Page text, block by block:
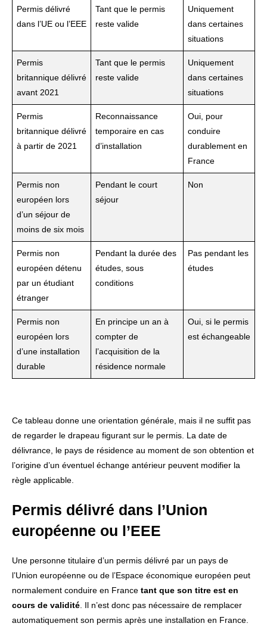
Permis délivré
dans l’UE ou l’EEE
Tant que le permis
reste valide
Uniquement
dans certaines
situations
Permis
britannique délivré
avant 2021
Tant que le permis
reste valide
Uniquement
dans certaines
situations
Permis
britannique délivré
à partir de 2021
Reconnaissance
temporaire en cas
d’installation
Oui, pour
conduire
durablement en
France
Permis non
européen lors
d’un séjour de
moins de six mois
Pendant le court
séjour
Non
Permis non
européen détenu
par un étudiant
étranger
Pendant la durée des
études, sous
conditions
Pas pendant les
études
Permis non
européen lors
d’une installation
durable
En principe un an à
compter de
l’acquisition de la
résidence normale
Oui, si le permis
est échangeable
Ce tableau donne une orientation générale, mais il ne suffit pas
de regarder le drapeau figurant sur le permis. La date de
délivrance, le pays de résidence au moment de son obtention et
l’origine d’un éventuel échange antérieur peuvent modifier la
règle applicable.
Permis délivré dans l’Union
européenne ou l’EEE
Une personne titulaire d’un permis délivré par un pays de
l’Union européenne ou de l’Espace économique européen peut
normalement conduire en France tant que son titre est en
cours de validité . Il n’est donc pas nécessaire de remplacer
automatiquement son permis après une installation en France.